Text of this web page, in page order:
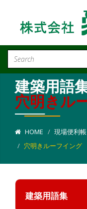
建築用語
穴明きル
HOME 現場便利帳
穴明きルーフイング
建築用語集